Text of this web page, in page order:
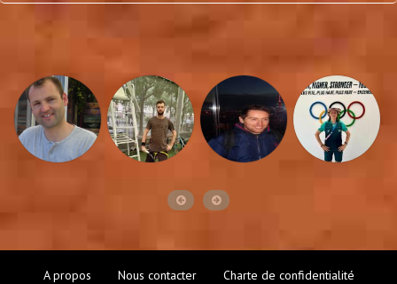
A propos Nous contacter Charte de confidentialité